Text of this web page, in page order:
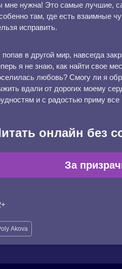
мне нужна! Это самые лучшие,
там, где есть взаимные
исправить.
попав в другой мир, навсегда
я не знаю, как найти свое
любовь? Смогу ли я
вдали от дорогих моему
и с радостью приму
онлайн без
За
Аkova